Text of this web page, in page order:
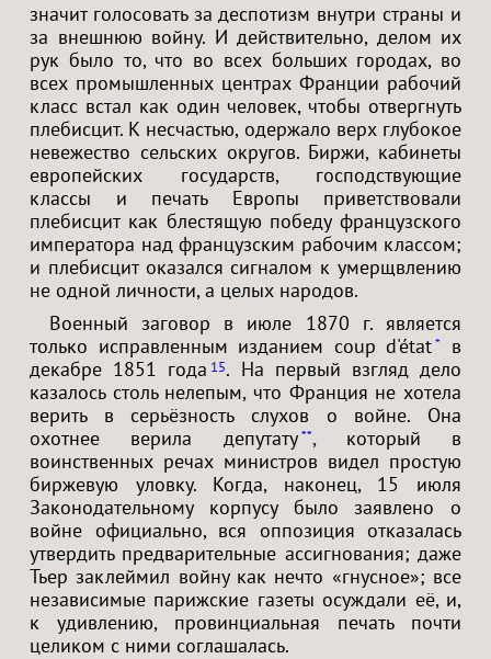
значит голосовать за деспотизм внутри страны и
за внешнюю войну. И действительно, делом их
рук было то, что во всех больших городах, во
всех промышленных центрах Франции рабочий
класс встал как один человек, чтобы отвергнуть
плебисцит. К несчастью, одержало верх глубокое
невежество сельских округов. Биржи, кабинеты
европейских государств, господствующие
классы и печать Европы приветствовали
плебисцит как блестящую победу французского
императора над французским рабочим классом;
и плебисцит оказался сигналом к умерщвлению
не одной личности, а целых народов.
Военный заговор в июле 1870 г. является
только исправленным изданием coup d'état *
в
декабре 1851 года 15. На первый взгляд дело
казалось столь нелепым, что Франция не хотела
верить в серьёзность слухов о войне. Она
охотнее верила депутату **, который в
воинственных речах министров видел простую
биржевую уловку. Когда, наконец, 15 июля
Законодательному корпусу было заявлено о
войне официально, вся оппозиция отказалась
утвердить предварительные ассигнования; даже
Тьер заклеймил войну как нечто «гнусное»; все
независимые парижские газеты осуждали её, и,
к удивлению, провинциальная печать почти
целиком с ними соглашалась.